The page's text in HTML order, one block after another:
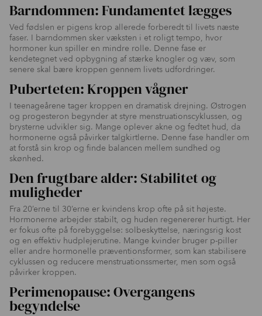
Barndommen: Fundamentet lægges
Ved fødslen er pigens krop allerede forberedt til livets næste
faser. I barndommen sker væksten i et roligt tempo, hvor
hormoner kun spiller en mindre rolle. Denne fase er
kendetegnet ved opbygning af stærke knogler og væv, som
senere skal bære kroppen gennem livets udfordringer.
Puberteten: Kroppen vågner
I teenageårene tager kroppen en dramatisk drejning. Østrogen
og progesteron begynder at styre menstruationscyklussen, og
brysterne udvikler sig. Mange oplever akne og fedtet hud, da
hormonerne også påvirker talgkirtlerne. Denne fase handler om
at forstå sin krop og finde balancen mellem sundhed og
skønhed.
Den frugtbare alder: Stabilitet og
muligheder
Fra 20’erne til 30’erne er kvindens krop ofte på sit højeste.
Hormonerne arbejder stabilt, og huden regenererer hurtigt. Her
er fokus ofte på forebyggelse: solbeskyttelse, næringsrig kost
og en effektiv hudplejerutine. Mange kvinder bruger p-piller
eller andre hormonelle præventionsformer, som kan stabilisere
cyklussen og reducere menstruationssmerter, men som også
påvirker kroppen.
Perimenopause: Overgangens
begyndelse